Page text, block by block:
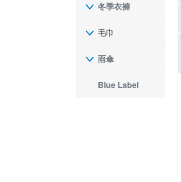
冬季衣褲
毛巾
雨傘
Blue Label